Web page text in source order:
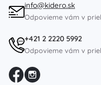
info@kidero.sk
Odpovieme vám v
+421 2 2220 5992
Odpovieme vám v